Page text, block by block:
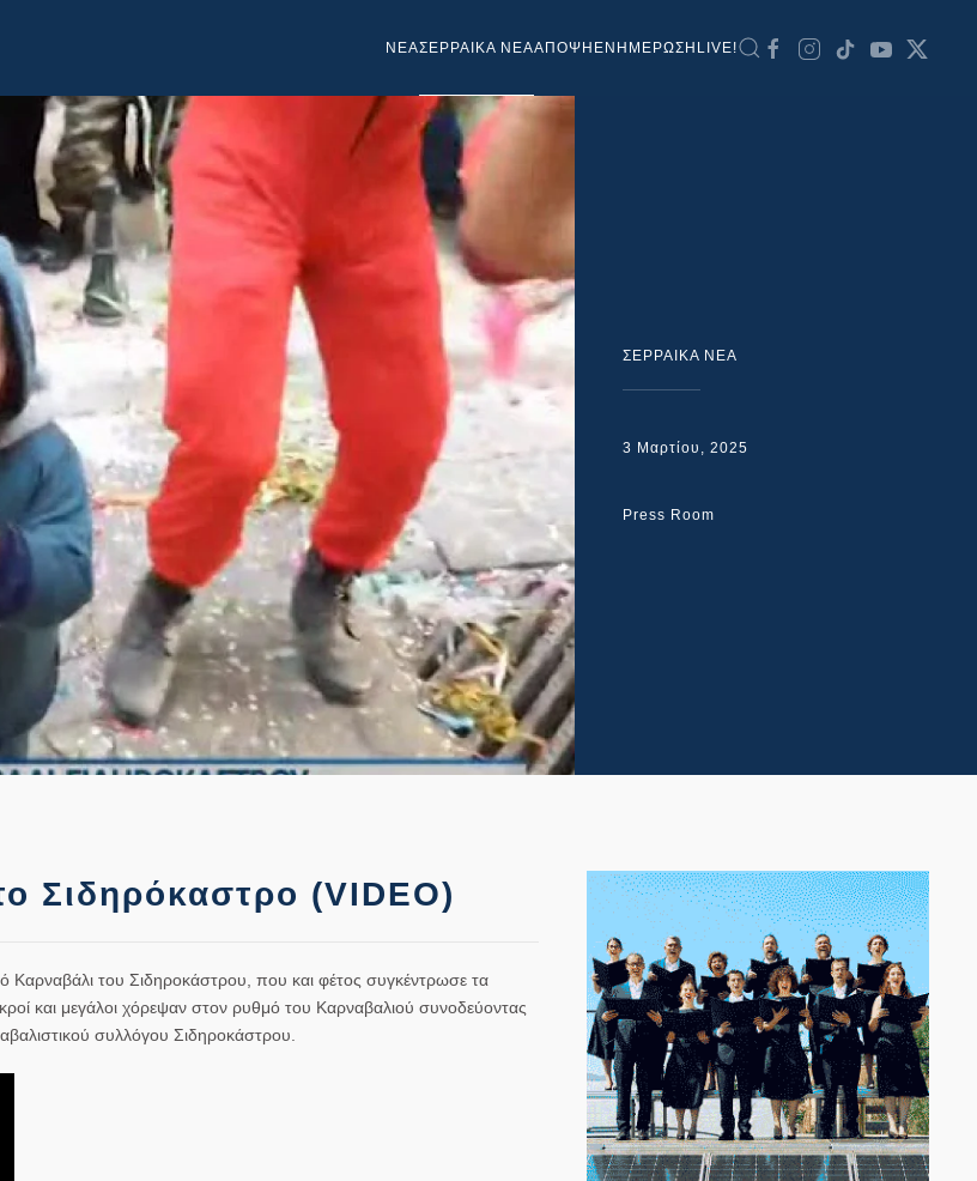
NEAΣΕΡΡΑΙΚΑ ΝΕΑΑΠΟΨΗ ΕΝΗΜΕΡΩΣΗ LIVE!
ΣΕΡΡΑΙΚΑ ΝΕΑ
3 Μαρτίου, 2025
Press Room
Σιδηρόκαστρο (VIDEO)
Καρναβάλι του Σιδηροκάστρου, που και φέτος συγκέντρωσε τα
και μεγάλοι χόρεψαν στον ρυθμό του Καρναβαλιού συνοδεύοντας
συλλόγου Σιδηροκάστρου.